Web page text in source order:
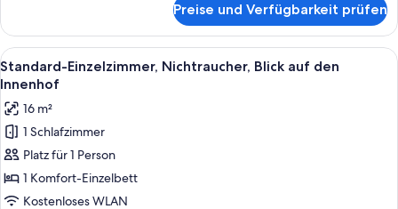
anzeigen
Zweibettzimmer,
2 Einzelbetten,
Nichtraucher,
Blick
den
Innenhof
Preise und Verfügbarkeit prüfen
Alle
Fotos
für
Standard-
Einzelzimmer,
Nichtraucher,
Blick
auf
Ein Hotelzimmer mit einem Bett,
8
Standard-Einzelzimmer, Nichtraucher, Blick auf den
Innenhof
16 m²
1 Schlafzimmer
Platz für 1 Person
1 Komfort-Einzelbett
Kostenloses WLAN